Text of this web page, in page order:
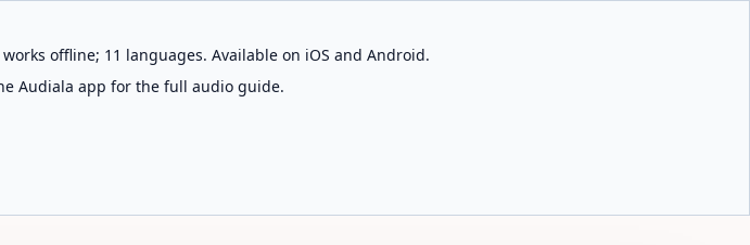
offline; 11 languages. Available on iOS and Android.
Audiala app for the full audio guide.